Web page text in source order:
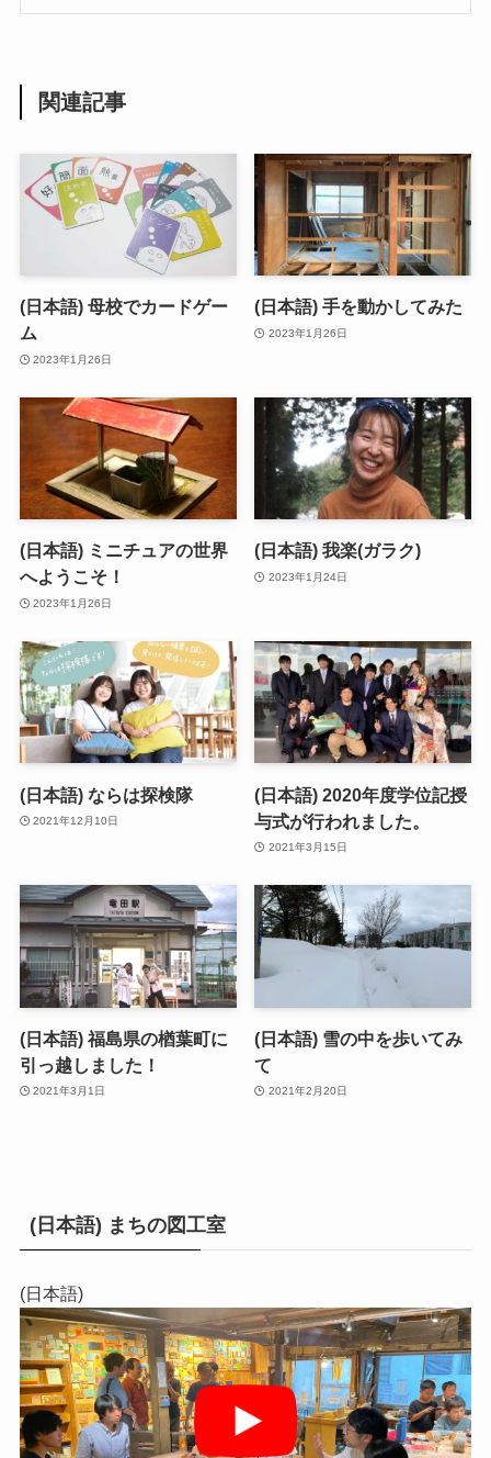
関連記事
(日本語) 母校でカードゲー
ム
2023年1月26日
(日本語) 手を動かしてみた
2023年1月26日
(日本語) ミニチュアの世界
へようこそ！
2023年1月26日
(日本語) 我楽(ガラク)
2023年1月24日
(日本語) ならは探検隊
2021年12月10日
(日本語) 2020年度学位記授
与式が行われました。
2021年3月15日
(日本語) 福島県の楢葉町に
引っ越しました！
2021年3月1日
(日本語) 雪の中を歩いてみ
て
2021年2月20日
(日本語) まちの図工室
(日本語)